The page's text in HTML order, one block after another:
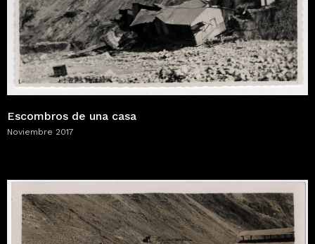
Escombros de una casa
Noviembre 2017